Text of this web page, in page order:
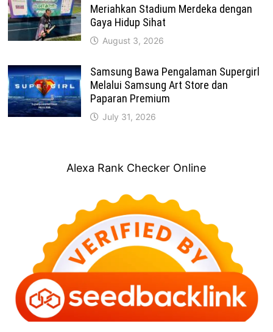
Meriahkan Stadium Merdeka dengan
Gaya Hidup Sihat
August 3, 2026
Samsung Bawa Pengalaman Supergirl
Melalui Samsung Art Store dan
Paparan Premium
July 31, 2026
Alexa Rank Checker Online